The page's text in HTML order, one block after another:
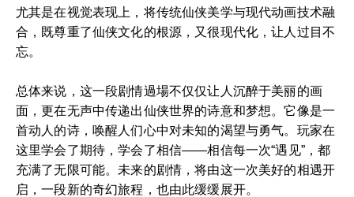
尤其是在视觉表现上，将传统仙侠美学与现代动画技术融
合，既尊重了仙侠文化的根源，又很现代化，让人过目不
忘。
总体来说，这一段剧情過場不仅仅让人沉醉于美丽的画
面，更在无声中传递出仙侠世界的诗意和梦想。它像是一
首动人的诗，唤醒人们心中对未知的渴望与勇气。玩家在
这里学会了期待，学会了相信——相信每一次“遇见”，都
充满了无限可能。未来的剧情，将由这一次美好的相遇开
启，一段新的奇幻旅程，也由此缓缓展开。